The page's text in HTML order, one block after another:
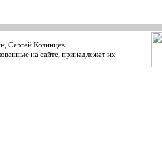
Сергей Козинцев
на сайте, принадлежат их